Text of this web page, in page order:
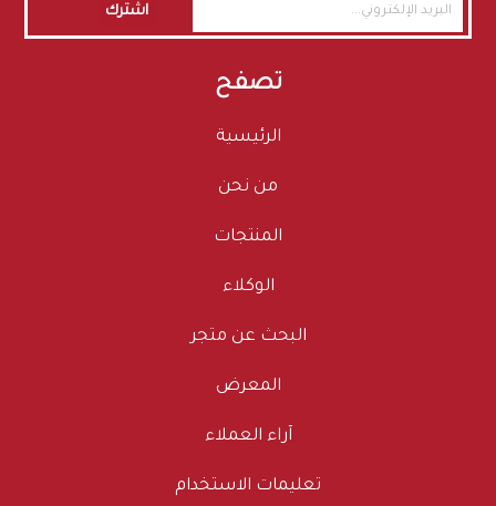
اشترك
تصفح
الرئيسية
من نحن
المنتجات
الوكلاء
البحث عن متجر
المعرض
آراء العملاء
تعليمات الاستخدام